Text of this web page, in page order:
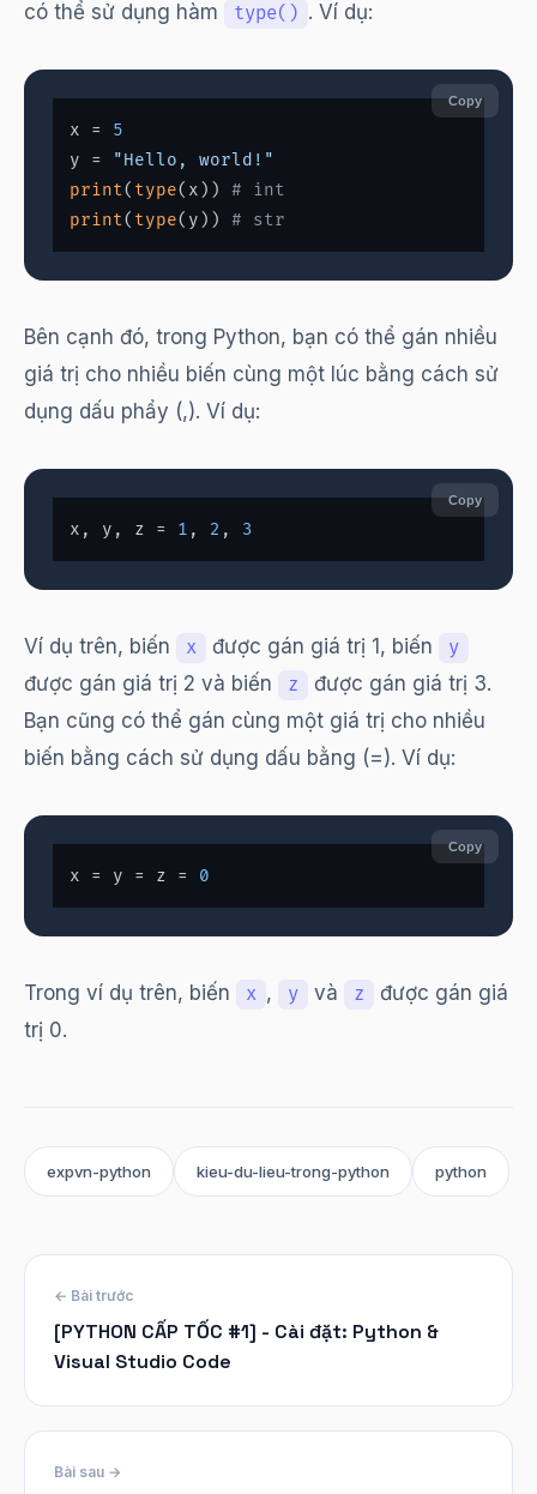
có thể sử dụng hàm
type() . Ví dụ:
x = 5
y =
"Hello, world!"
print( type(x)) # int
print( type(y)) # str
Copy
Bên cạnh đó, trong Python, bạn có thể gán nhiều
giá trị cho nhiều biến cùng một lúc bằng cách sử
dụng dấu phẩy (,). Ví dụ:
x, y, z = 1 , 2 , 3
Copy
Ví dụ trên, biến x được gán giá trị 1, biến y
được gán giá trị 2 và biến z
được gán giá trị 3.
Bạn cũng có thể gán cùng một giá trị cho nhiều
biến bằng cách sử dụng dấu bằng (=). Ví dụ:
x = y = z = 0
Copy
Trong ví dụ trên, biến x , y và z
được gán giá
trị 0.
expvn-python kieu-du-lieu-trong-python python
← Bài trước
[PYTHON CẤP TỐC #1] - Cài đặt: Python &
Visual Studio Code
Bài sau →